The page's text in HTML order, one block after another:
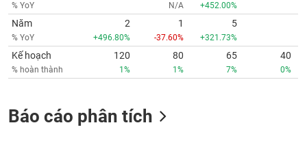
% YoY N/A +452.00%
Năm
% YoY
2
+496.80%
1
-37.60%
5
+321.73%
Kế hoạch
% hoàn thành
120
1%
80
1%
65
7%
40
0%
Báo cáo phân tích